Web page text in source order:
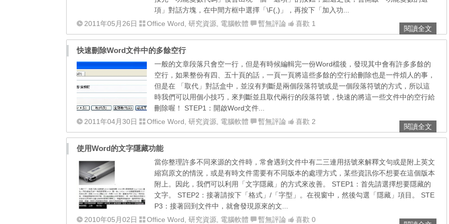
項」對話方塊，在中間方框中選擇「\F(,)」，再按下「加入功...
2011年05月26日
Office Word 研究資源 電腦軟體 暫無評論 喜歡 1
閱讀全文
快速刪除Word文件中的多餘空行
一般的文章段落只會空一行，但是有時候編輯完一份Word檔後，發現其中會有許多多餘的
空行，如果整份有四、五十頁的話，一頁一頁將這些多餘的空行給刪除也是一件煩人的事，
但是在 「取代」對話盒中，並沒有判斷是兩個段落符號或是一個段落符號的方式，所以這
時我們可以用個小技巧，來判斷並且取代兩行的段落符號，快速的將這一些文件中的空行給
刪除喔！ STEP1：開啟Word文件...
2011年04月30日
Office Word 研究資源 電腦軟體 暫無評論 喜歡 2
閱讀全文
使用Word的文字隱藏功能
當你整理許多不同來源的文件時，常會遇到文件中有二三連用括號來解釋文句或是附上英文
縮寫原文的情況，或是有時文件需要有不同版本的處理方式，某些資訊你不想要在這個版本
附上。因此，我們可以利用「文字隱藏」的方式來改善。 STEP1：首先請選擇想要隱藏的
文字。 STEP2：接著請按下「格式」/「字型」。在視窗中，然後勾選「隱藏」項目。 STE
P3：接著回到文件中，就會發現原來的文...
2010年05月02日
Office Word 研究資源 電腦軟體 暫無評論 喜歡 0